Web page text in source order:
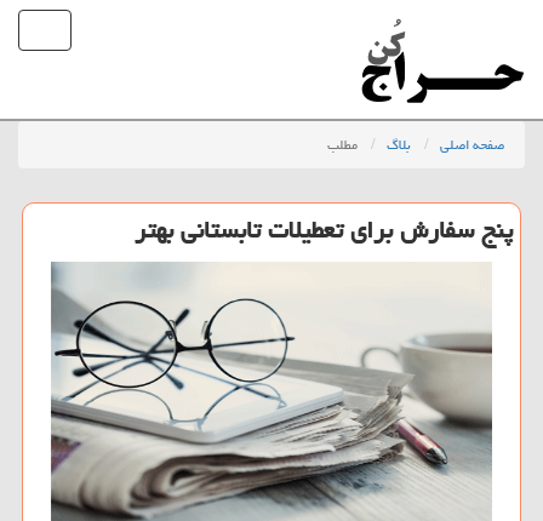
صفحه اصلی بلاگ مطلب
پنج سفارش برای تعطیلات تابستانی بهتر